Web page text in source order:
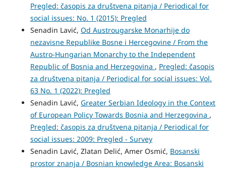
Pregled: časopis za društvena pitanja / Periodical for
social issues: No. 1 (2015): Pregled
Senadin Lavić, Od Austrougarske Monarhije do
nezavisne Republike Bosne i Hercegovine / From the
Austro-Hungarian Monarchy to the Independent
Republic of Bosnia and Herzegovina , Pregled: časopis
za društvena pitanja / Periodical for social issues: Vol.
63 No. 1 (2022): Pregled
Senadin Lavić, Greater Serbian Ideology in the Context
of European Policy Towards Bosnia and Herzegovina ,
Pregled: časopis za društvena pitanja / Periodical for
social issues: 2009: Pregled - Survey
Senadin Lavić, Zlatan Delić, Amer Osmić, Bosanski
prostor znanja / Bosnian knowledge Area: Bosanski